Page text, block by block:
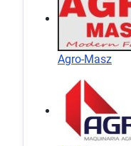
Agro-Masz